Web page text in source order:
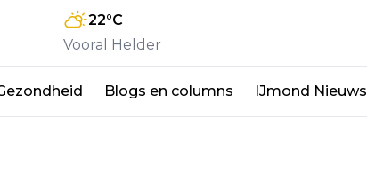
22°C
Vooral Helder
Blogs en columns IJmond Nieuws